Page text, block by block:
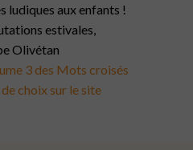
ludiques aux enfants !
estivales,
Olivétan
3 des Mots croisés
choix sur le site